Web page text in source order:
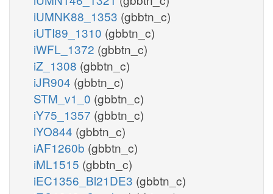
iUMNK88_1353 (gbbtn_c)
iUTI89_1310 (gbbtn_c)
iWFL_1372 (gbbtn_c)
iZ_1308 (gbbtn_c)
iJR904 (gbbtn_c)
STM_v1_0 (gbbtn_c)
iY75_1357 (gbbtn_c)
iYO844 (gbbtn_c)
iAF1260b (gbbtn_c)
iML1515 (gbbtn_c)
iEC1356_Bl21DE3 (gbbtn_c)